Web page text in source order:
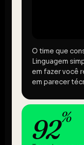
O time que
Linguagem
em fazer você
em parecer
92%